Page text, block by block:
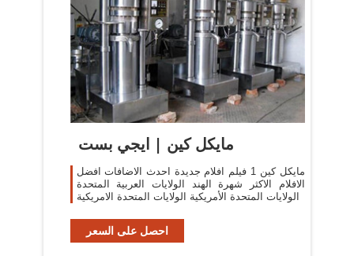
مايكل كين | ايجي بست
مايكل كين 1 فيلم افلام جديدة احدث الاضافات افضل
الافلام الاكثر شهرة الهند الولايات العربية المتحدة
الولايات المتحدة الأمريكية الولايات المتحدة الامريكية
احصل على السعر